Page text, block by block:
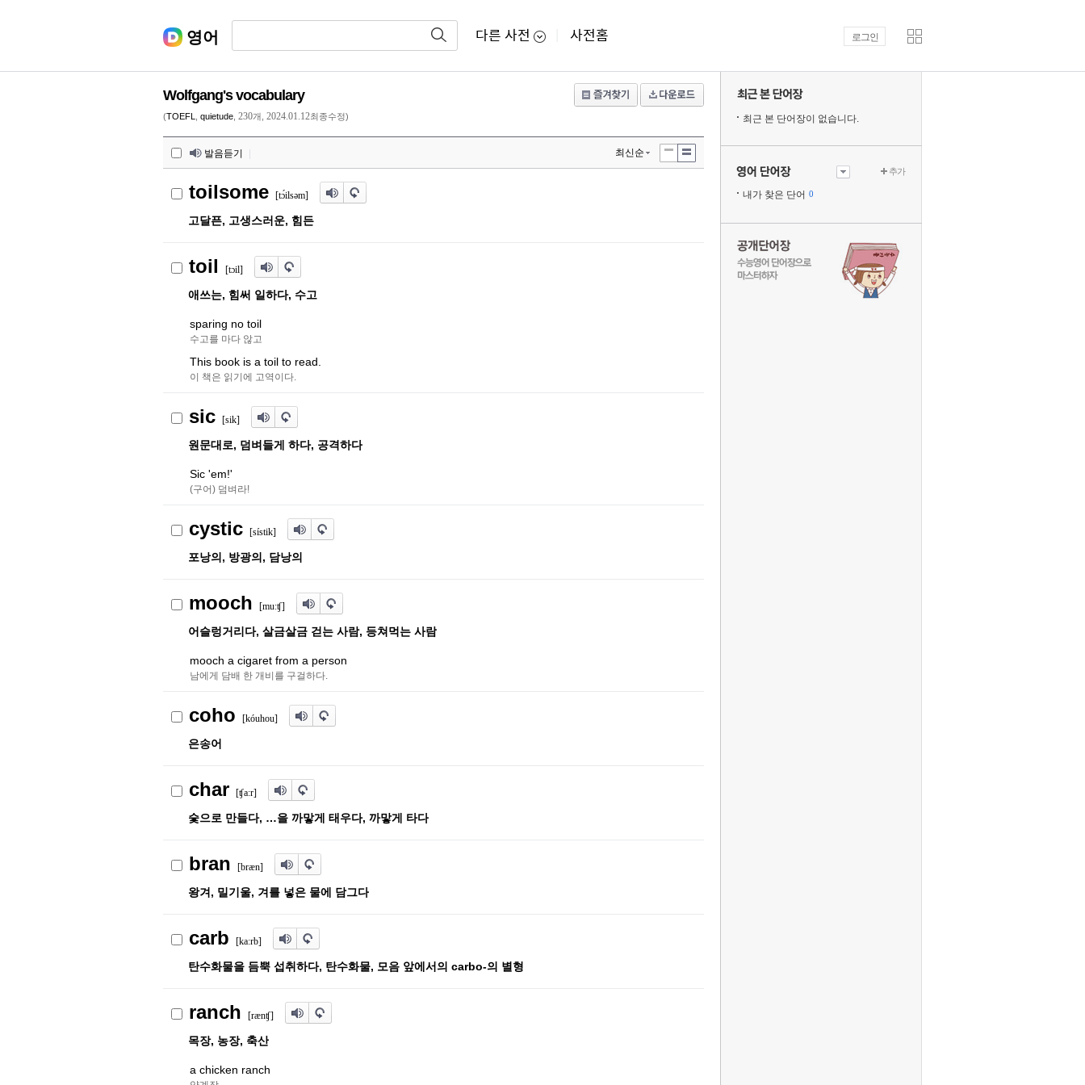
영어 다른 사전 사전홈
Wolfgang's vocabulary
(TOEFL quietude 230개, 2024.01.12최종수정)
발음듣기 최신순
toilsome [tɔ́ilsəm]
고달픈, 고생스러운, 힘든
toil [tɔil]
애쓰는, 힘써 일하다, 수고
sparing no toil
수고를 마다 않고
This book is a toil to read.
이 책은 읽기에 고역이다.
sic [sik]
원문대로, 덤벼들게 하다, 공격하다
Sic 'em!'
(구어) 덤벼라!
cystic [sístik]
포낭의, 방광의, 담낭의
mooch [muːʧ]
어슬렁거리다, 살금살금 걷는 사람, 등쳐먹는 사람
mooch a cigaret from a person
남에게 담배 한 개비를 구걸하다.
coho [kóuhou]
은송어
char [ʧaːr]
숯으로 만들다, …을 까맣게 태우다, 까맣게 타다
bran [bræn]
왕겨, 밀기울, 겨를 넣은 물에 담그다
carb [kaːrb]
탄수화물을 듬뿍 섭취하다, 탄수화물, 모음 앞에서의 carbo-의 별형
ranch [rænʧ]
목장, 농장, 축산
a chicken ranch
최근 본 단어장이 없습니다.
내가 찾은 단어 0
추가
로그인